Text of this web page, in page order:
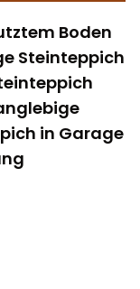
Boden
Steinteppich
in Garage